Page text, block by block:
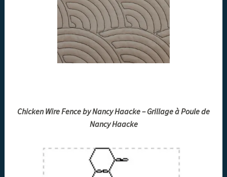
Chicken Wire Fence by Nancy Haacke – Grillage à Poule de
Nancy Haacke